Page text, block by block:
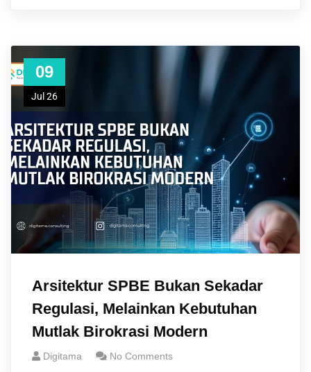
09
Jul 26
Arsitektur SPBE Bukan Sekadar
Regulasi, Melainkan Kebutuhan
Mutlak Birokrasi Modern
Digitama No Comments